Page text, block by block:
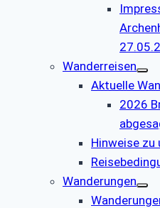
Wanderreisen
Aktuelle
2026
Hinweise zu
Wanderungen